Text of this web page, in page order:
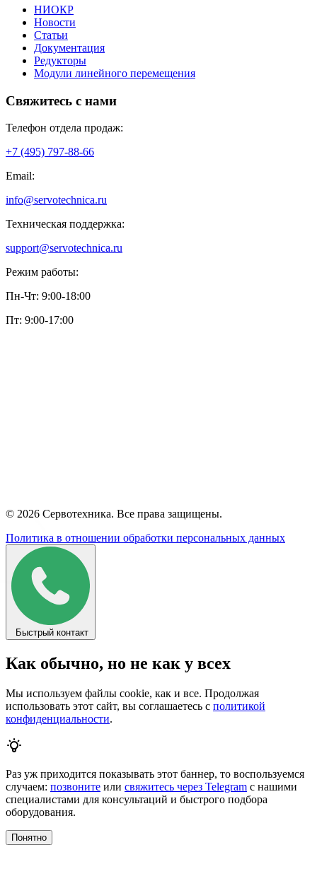
НИОКР
Новости
Статьи
Документация
Редукторы
Модули линейного перемещения
Свяжитесь с нами
Телефон отдела продаж:
+7 (495) 797-88-66
Email:
info@servotechnica.ru
Техническая поддержка:
support@servotechnica.ru
Режим работы:
Пн-Чт: 9:00-18:00
Пт: 9:00-17:00
© 2026 Сервотехника. Все права защищены.
Политика в отношении обработки персональных данных
Быстрый контакт
Как обычно, но не как у всех
Мы используем файлы cookie, как и все. Продолжая
использовать этот сайт, вы соглашаетесь с политикой
конфиденциальности.
Раз уж приходится показывать этот баннер, то воспользуемся
случаем: позвоните или свяжитесь через Telegram с нашими
специалистами для консультаций и быстрого подбора
оборудования.
Понятно